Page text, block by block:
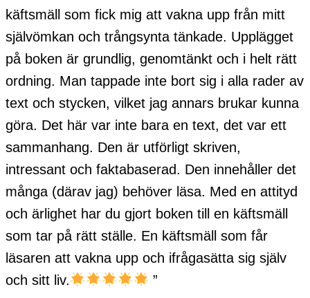
käftsmäll som fick mig att vakna upp från mitt
självömkan och trångsynta tänkade. Upplägget
på boken är grundlig, genomtänkt och i helt rätt
ordning. Man tappade inte bort sig i alla rader av
text och stycken, vilket jag annars brukar kunna
göra. Det här var inte bara en text, det var ett
sammanhang. Den är utförligt skriven,
intressant och faktabaserad. Den innehåller det
många (därav jag) behöver läsa. Med en attityd
och ärlighet har du gjort boken till en käftsmäll
som tar på rätt ställe. En käftsmäll som får
läsaren att vakna upp och ifrågasätta sig själv
och sitt liv.
”